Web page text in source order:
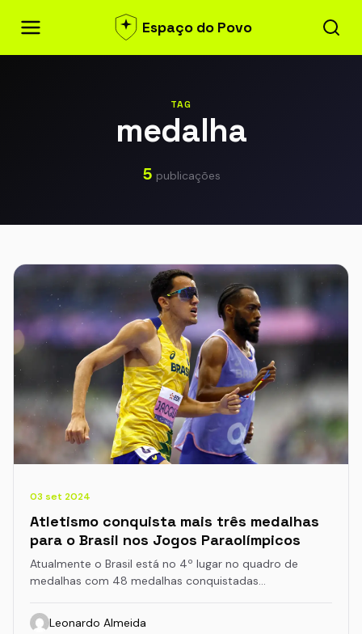
Espaço do Povo
TAG
medalha
5 publicações
03 set 2024
Atletismo conquista mais três medalhas
para o Brasil nos Jogos Paraolímpicos
Atualmente o Brasil está no 4º lugar no quadro de
medalhas com 48 medalhas conquistadas…
Leonardo Almeida